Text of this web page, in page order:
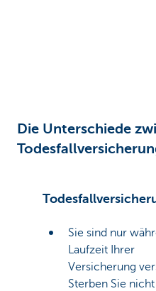
Die Unterschiede
Sie sind nur
Laufzeit Ihrer
Versicherung
Sterben Sie